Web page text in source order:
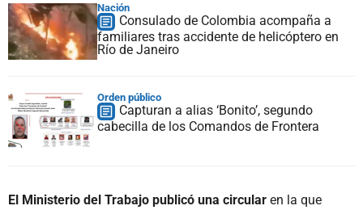
Nación
Consulado de Colombia acompaña a
familiares tras accidente de helicóptero en
Río de Janeiro
Orden público
Capturan a alias ‘Bonito’, segundo
cabecilla de los Comandos de Frontera
El Ministerio del Trabajo publicó una circular en la que